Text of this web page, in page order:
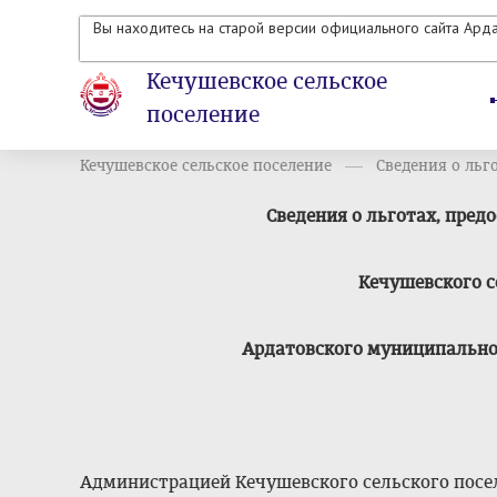
Вы находитесь на старой версии официального сайта
Кечушевское сельское
поселение
Кечушевское сельское поселение Сведения о
Сведения о льготах,
Кечушевского
Ардатовского
Администрацией Кечушевского сельского